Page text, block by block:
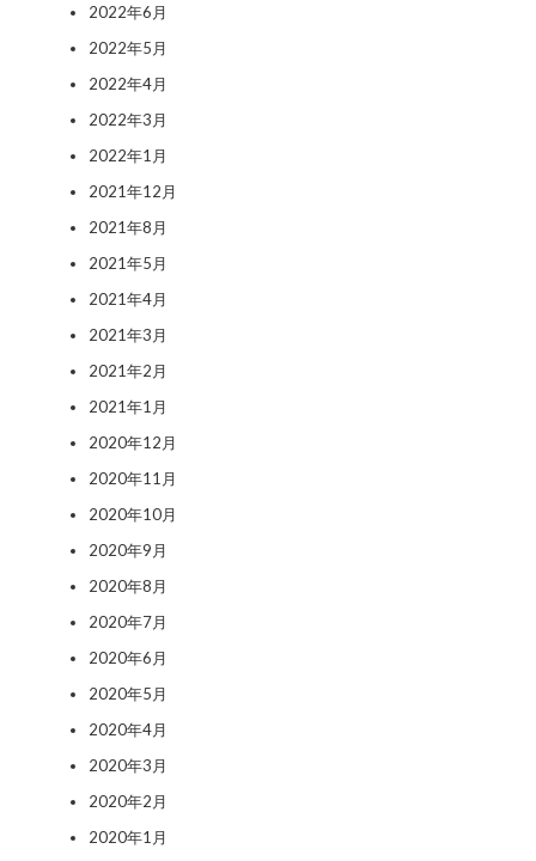
2022年6月
2022年5月
2022年4月
2022年3月
2022年1月
2021年12月
2021年8月
2021年5月
2021年4月
2021年3月
2021年2月
2021年1月
2020年12月
2020年11月
2020年10月
2020年9月
2020年8月
2020年7月
2020年6月
2020年5月
2020年4月
2020年3月
2020年2月
2020年1月